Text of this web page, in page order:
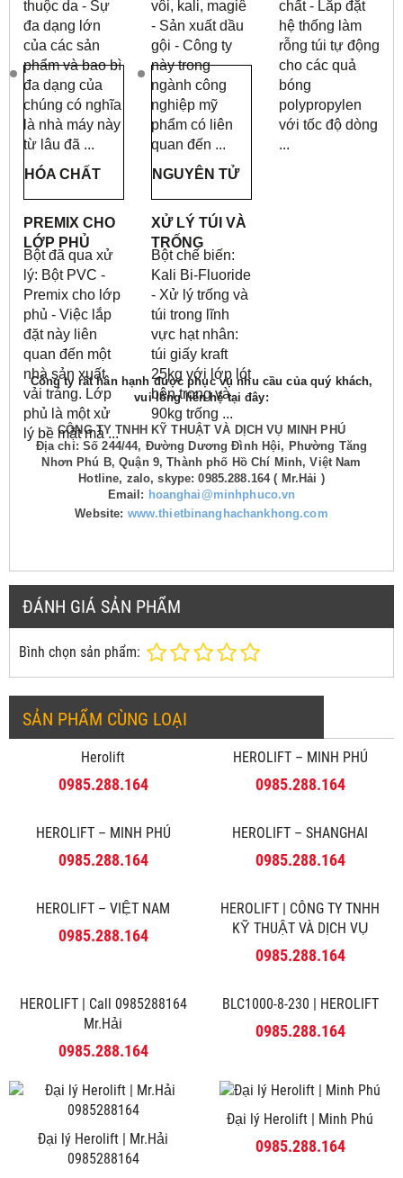
thuộc da - Sự
đa dạng lớn
của các sản
phẩm và bao bì
đa dạng của
chúng có nghĩa
là nhà máy này
từ lâu đã ...
vôi, kali, magiê
- Sản xuất dầu
gội - Công ty
này trong
ngành công
nghiệp mỹ
phẩm có liên
quan đến ...
chất - Lắp đặt
hệ thống làm
rỗng túi tự động
cho các quả
bóng
polypropylen
với tốc độ dòng
...
HÓA CHẤT
PREMIX CHO
LỚP PHỦ
Bột đã qua xử
lý: Bột PVC -
Premix cho lớp
phủ - Việc lắp
đặt này liên
quan đến một
nhà sản xuất
vải tráng. Lớp
phủ là một xử
lý bề mặt mà ...
NGUYÊN TỬ
XỬ LÝ TÚI VÀ
TRỐNG
Bột chế biến:
Kali Bi-Fluoride
- Xử lý trống và
túi trong lĩnh
vực hạt nhân:
túi giấy kraft
25kg với lớp lót
bên trong và
90kg trống ...
Công ty rất hân hạnh được phục vụ nhu cầu của quý khách,
vui lòng liên hệ tại đây:
CÔNG TY TNHH KỸ THUẬT VÀ DỊCH VỤ MINH PHÚ
Địa chỉ: Số 244/44, Đường Dương Đình Hội, Phường Tăng
Nhơn Phú B, Quận 9, Thành phố Hồ Chí Minh, Việt Nam
Hotline, zalo, skype: 0985.288.164 ( Mr.Hải )
Email: hoanghai@minhphuco.vn
Website: www.thietbinanghachankhong.com
ĐÁNH GIÁ SẢN PHẨM
Bình chọn sản phẩm:
SẢN PHẨM CÙNG LOẠI
Herolift HEROLIFT – MINH PHÚ